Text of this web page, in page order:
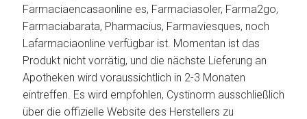
Farmaciaencasaonline es, Farmaciasoler, Farma2go,
Farmaciabarata, Pharmacius, Farmaviesques, noch
Lafarmaciaonline verfügbar ist. Momentan ist das
Produkt nicht vorrätig, und die nächste Lieferung an
Apotheken wird voraussichtlich in 2-3 Monaten
eintreffen. Es wird empfohlen, Cystinorm ausschließlich
über die offizielle Website des Herstellers zu